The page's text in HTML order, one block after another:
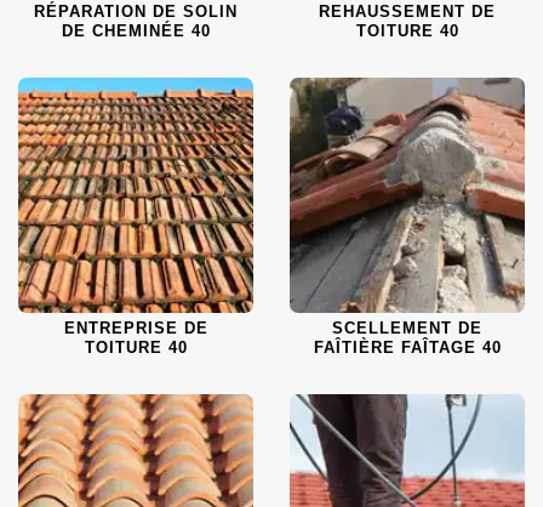
RÉPARATION DE SOLIN
DE CHEMINÉE 40
REHAUSSEMENT DE
TOITURE 40
ENTREPRISE DE
TOITURE 40
SCELLEMENT DE
FAÎTIÈRE FAÎTAGE 40